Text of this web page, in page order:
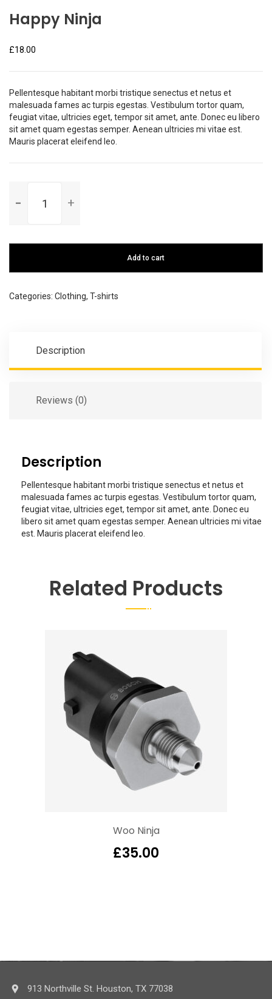
Happy Ninja
£18.00
Pellentesque habitant morbi tristique senectus et netus et
malesuada fames ac turpis egestas. Vestibulum tortor quam,
feugiat vitae, ultricies eget, tempor sit amet, ante. Donec eu libero
sit amet quam egestas semper. Aenean ultricies mi vitae est.
Mauris placerat eleifend leo.
Ninja
Add to cart
Categories: Clothing, T-shirts
Description
Reviews (0)
Description
Pellentesque habitant morbi tristique senectus et netus et
malesuada fames ac turpis egestas. Vestibulum tortor quam,
feugiat vitae, ultricies eget, tempor sit amet, ante. Donec eu
libero sit amet quam egestas semper. Aenean ultricies mi vitae
est. Mauris placerat eleifend leo.
Related Products
Woo Ninja
£35.00
913 Northville St. Houston, TX 77038